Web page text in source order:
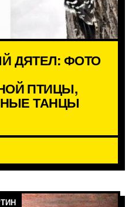
ДЯТЕЛ: ФОТО
ПТИЦЫ,
ТАНЦЫ